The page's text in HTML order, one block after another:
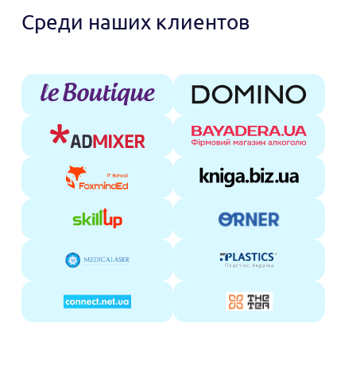
Среди наших клиентов